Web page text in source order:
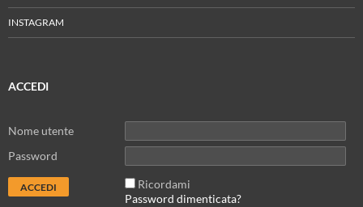
INSTAGRAM
ACCEDI
Nome utente
Password
Ricordami
Password dimenticata?